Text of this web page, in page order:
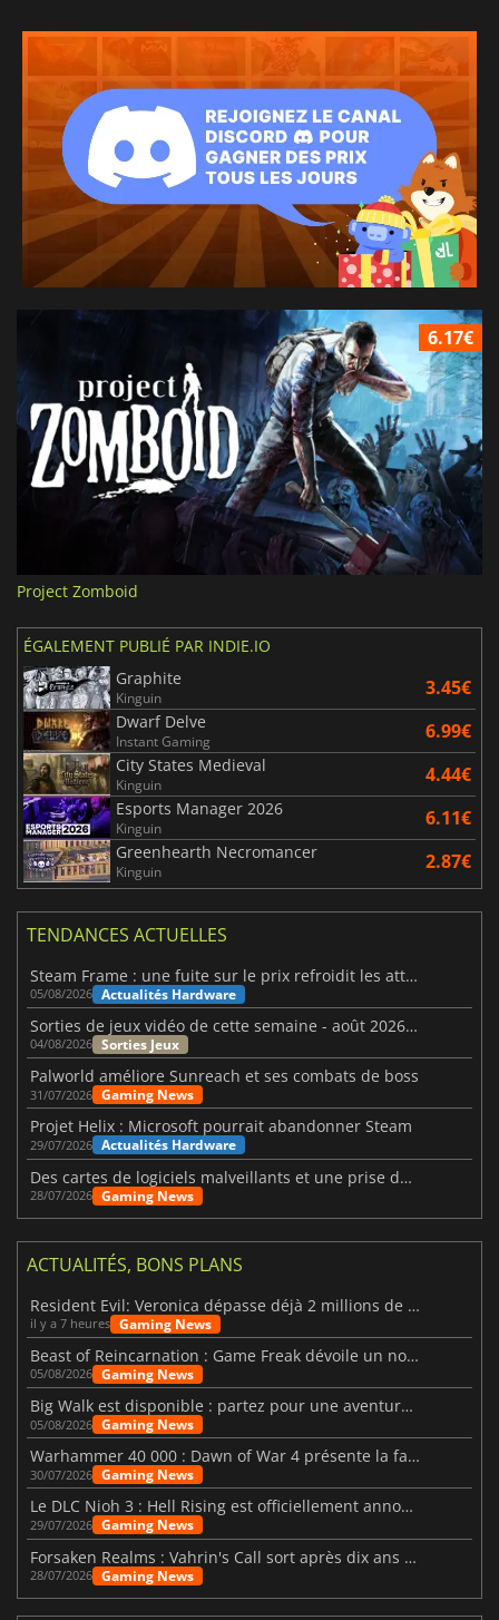
6.17€
Project Zomboid
ÉGALEMENT PUBLIÉ PAR INDIE.IO
Graphite
Kinguin 3.45€
Dwarf Delve
Instant Gaming 6.99€
City States Medieval
Kinguin 4.44€
Esports Manager 2026
Kinguin 6.11€
Greenhearth Necromancer
Kinguin 2.87€
TENDANCES ACTUELLES
Steam Frame : une fuite sur le prix refroidit les attentes VR
05/08/2026 Actualités Hardware
Sorties de jeux vidéo de cette semaine - août 2026 (semaine 32)
04/08/2026 Sorties Jeux
Palworld améliore Sunreach et ses combats de boss
31/07/2026 Gaming News
Projet Helix : Microsoft pourrait abandonner Steam
29/07/2026 Actualités Hardware
Des cartes de logiciels malveillants et une prise de contrôle de Discord ont touché Meccha Chameleon
28/07/2026 Gaming News
ACTUALITÉS, BONS PLANS
Resident Evil: Veronica dépasse déjà 2 millions de wishlists
il y a 7 heures Gaming News
Beast of Reincarnation : Game Freak dévoile un nouveau pari
05/08/2026 Gaming News
Big Walk est disponible : partez pour une aventure entre amis
05/08/2026 Gaming News
Warhammer 40 000 : Dawn of War 4 présente la faction des Nécrons
30/07/2026 Gaming News
Le DLC Nioh 3 : Hell Rising est officiellement annoncé
29/07/2026 Gaming News
Forsaken Realms : Vahrin's Call sort après dix ans de développement
28/07/2026 Gaming News